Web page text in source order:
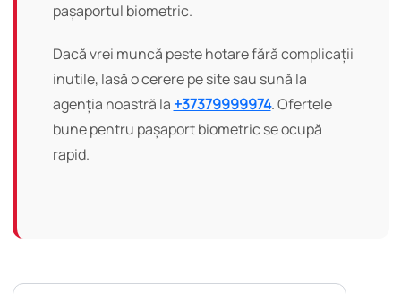
pașaportul biometric.
Dacă vrei muncă peste hotare fără complicații
inutile, lasă o cerere pe site sau sună la
agenția noastră la +37379999974. Ofertele
bune pentru pașaport biometric se ocupă
rapid.